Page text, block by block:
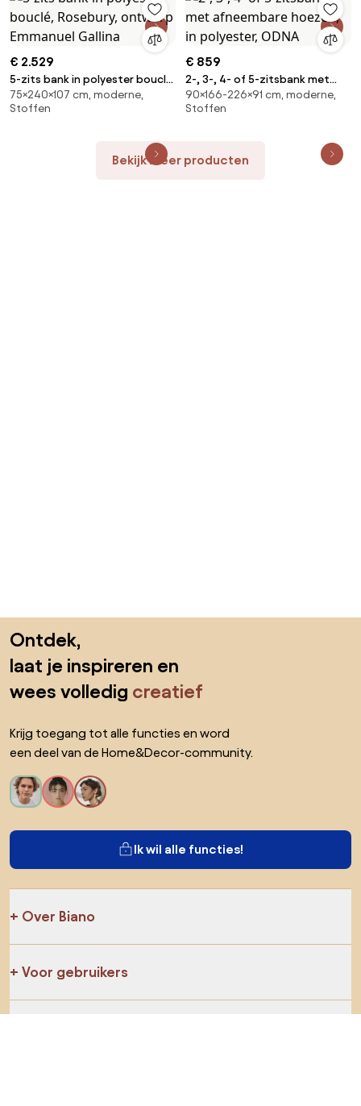
€ 2.529
5-zits bank in polyester bouclé,
Rosebury, ontwerp Emmanuel
Gallina
75×240×107 cm, moderne,
Stoffen
€ 859
2-, 3-, 4- of 5-zitsbank met
afneembare hoezen, in
polyester, ODNA
90×166-226×91 cm, moderne,
Stoffen
Bekijk meer producten
Ontdek,
laat je inspireren en
wees volledig creatief
Krijg toegang tot alle functies en word
een deel van de Home&Decor-community.
Ik wil alle functies!
Over Biano
Voor gebruikers